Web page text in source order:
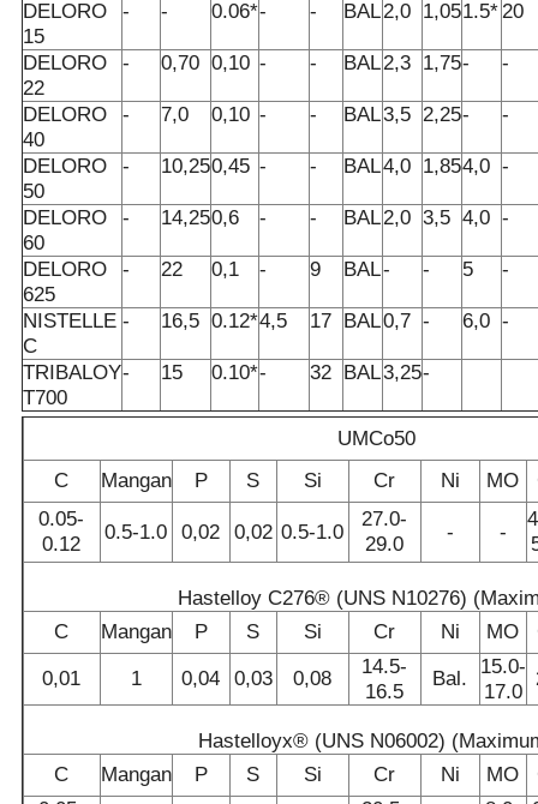
DELORO
15
- - 0.06*- - BAL2,0 1,051.5*20
DELORO
22
- 0,70 0,10 - - BAL2,3 1,75- -
DELORO
40
- 7,0 0,10 - - BAL3,5 2,25- -
DELORO
50
- 10,250,45 - - BAL4,0 1,854,0 -
DELORO
60
- 14,250,6 - - BAL2,0 3,5 4,0 -
DELORO
625
- 22 0,1 - 9 BAL- - 5 -
NISTELLE
C
- 16,5 0.12*4,5 17 BAL0,7 - 6,0 -
TRIBALOY
T700
- 15 0.10*- 32 BAL3,25-
UMCo50
C
Mangan P S Si Cr Ni MO
0.05-
0.12
0.5-1.0 0,02 0,02 0.5-1.0
27.0-
29.0
- -
Hastelloy C276® (UNS N10276)
C
Mangan P S Si Cr Ni MO
0,01
1 0,04 0,03 0,08
14.5-
16.5
Bal.
15.0-
17.0
Hastelloyx® (UNS N06002)
C
Mangan P S Si Cr Ni MO